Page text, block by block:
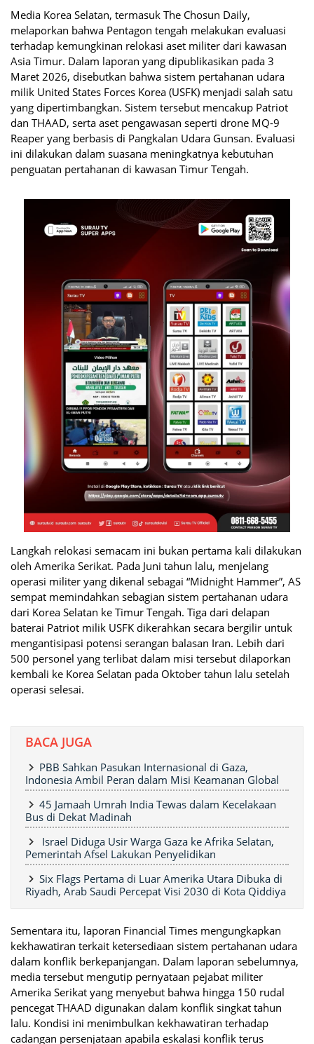
Media Korea Selatan, termasuk The Chosun Daily,
melaporkan bahwa Pentagon tengah melakukan evaluasi
terhadap kemungkinan relokasi aset militer dari kawasan
Asia Timur. Dalam laporan yang dipublikasikan pada 3
Maret 2026, disebutkan bahwa sistem pertahanan udara
milik United States Forces Korea (USFK) menjadi salah satu
yang dipertimbangkan. Sistem tersebut mencakup Patriot
dan THAAD, serta aset pengawasan seperti drone MQ-9
Reaper yang berbasis di Pangkalan Udara Gunsan. Evaluasi
ini dilakukan dalam suasana meningkatnya kebutuhan
penguatan pertahanan di kawasan Timur Tengah.
Langkah relokasi semacam ini bukan pertama kali dilakukan
oleh Amerika Serikat. Pada Juni tahun lalu, menjelang
operasi militer yang dikenal sebagai “Midnight Hammer”, AS
sempat memindahkan sebagian sistem pertahanan udara
dari Korea Selatan ke Timur Tengah. Tiga dari delapan
baterai Patriot milik USFK dikerahkan secara bergilir untuk
mengantisipasi potensi serangan balasan Iran. Lebih dari
500 personel yang terlibat dalam misi tersebut dilaporkan
kembali ke Korea Selatan pada Oktober tahun lalu setelah
operasi selesai.
BACA JUGA
PBB Sahkan Pasukan Internasional di Gaza,
Indonesia Ambil Peran dalam Misi Keamanan Global
45 Jamaah Umrah India Tewas dalam Kecelakaan
Bus di Dekat Madinah
Israel Diduga Usir Warga Gaza ke Afrika Selatan,
Pemerintah Afsel Lakukan Penyelidikan
Six Flags Pertama di Luar Amerika Utara Dibuka di
Riyadh, Arab Saudi Percepat Visi 2030 di Kota Qiddiya
Sementara itu, laporan Financial Times mengungkapkan
kekhawatiran terkait ketersediaan sistem pertahanan udara
dalam konflik berkepanjangan. Dalam laporan sebelumnya,
media tersebut mengutip pernyataan pejabat militer
Amerika Serikat yang menyebut bahwa hingga 150 rudal
pencegat THAAD digunakan dalam konflik singkat tahun
lalu. Kondisi ini menimbulkan kekhawatiran terhadap
cadangan persenjataan apabila eskalasi konflik terus